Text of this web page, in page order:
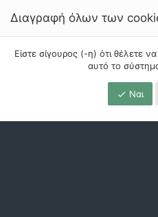
Διαγραφή όλων των
Είστε σίγουρος (-η) ότι θέλετε
αυτό το
Ναι